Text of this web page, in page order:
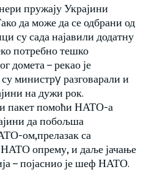
пружају Украјини
да може да се одбрани од
су сада најавили додатну
потребно тешко
домета – рекао је
министрy разговарали и
на дужи рок.
пакет помоћи НАТО-а
да побољша
ом,прелазак са
НАТО опрему, и даље јачање
– појаснио је шеф НАТО.